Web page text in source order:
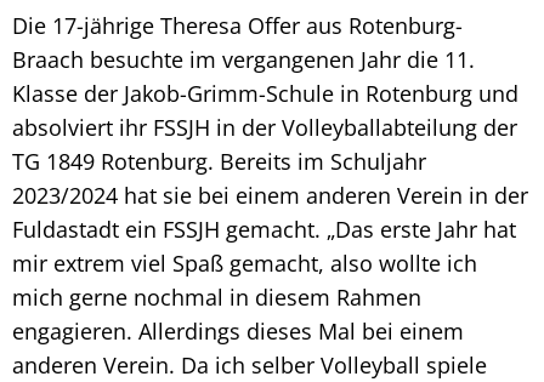
Die 17-jährige Theresa Offer aus Rotenburg-
Braach besuchte im vergangenen Jahr die 11.
Klasse der Jakob-Grimm-Schule in Rotenburg und
absolviert ihr FSSJH in der Volleyballabteilung der
TG 1849 Rotenburg. Bereits im Schuljahr
2023/2024 hat sie bei einem anderen Verein in der
Fuldastadt ein FSSJH gemacht. „Das erste Jahr hat
mir extrem viel Spaß gemacht, also wollte ich
mich gerne nochmal in diesem Rahmen
engagieren. Allerdings dieses Mal bei einem
anderen Verein. Da ich selber Volleyball spiele